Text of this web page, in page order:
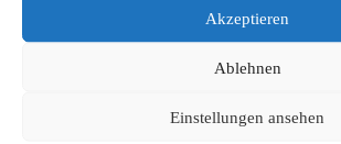
Akzeptieren
Ablehnen
Einstellungen ansehen